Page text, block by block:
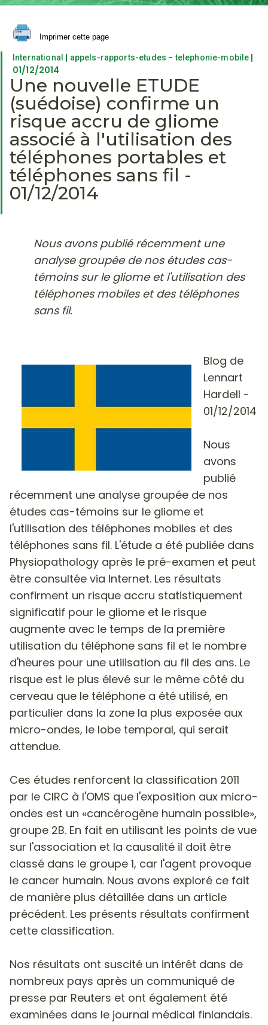
Imprimer cette page
International | appels-rapports-etudes -telephonie-mobile |
01/12/2014
Une nouvelle ETUDE
(suédoise) confirme un
risque accru de gliome
associé à l'utilisation des
téléphones portables et
téléphones sans fil -
01/12/2014
Nous avons publié récemment une
analyse groupée de nos études cas-
témoins sur le gliome et l'utilisation des
téléphones mobiles et des téléphones
sans fil.
Blog de
Lennart
Hardell -
01/12/2014
Nous
avons
publié
récemment une analyse groupée de nos
études cas-témoins sur le gliome et
l'utilisation des téléphones mobiles et des
téléphones sans fil. L'étude a été publiée dans
Physiopathology après le pré-examen et peut
être consultée via Internet. Les résultats
confirment un risque accru statistiquement
significatif pour le gliome et le risque
augmente avec le temps de la première
utilisation du téléphone sans fil et le nombre
d'heures pour une utilisation au fil des ans. Le
risque est le plus élevé sur le même côté du
cerveau que le téléphone a été utilisé, en
particulier dans la zone la plus exposée aux
micro-ondes, le lobe temporal, qui serait
attendue.
Ces études renforcent la classification 2011
par le CIRC à l'OMS que l'exposition aux micro-
ondes est un «cancérogène humain possible»,
groupe 2B. En fait en utilisant les points de vue
sur l'association et la causalité il doit être
classé dans le groupe 1, car l'agent provoque
le cancer humain. Nous avons exploré ce fait
de manière plus détaillée dans un article
précédent. Les présents résultats confirment
cette classification.
Nos résultats ont suscité un intérêt dans de
nombreux pays après un communiqué de
presse par Reuters et ont également été
examinées dans le journal médical finlandais.